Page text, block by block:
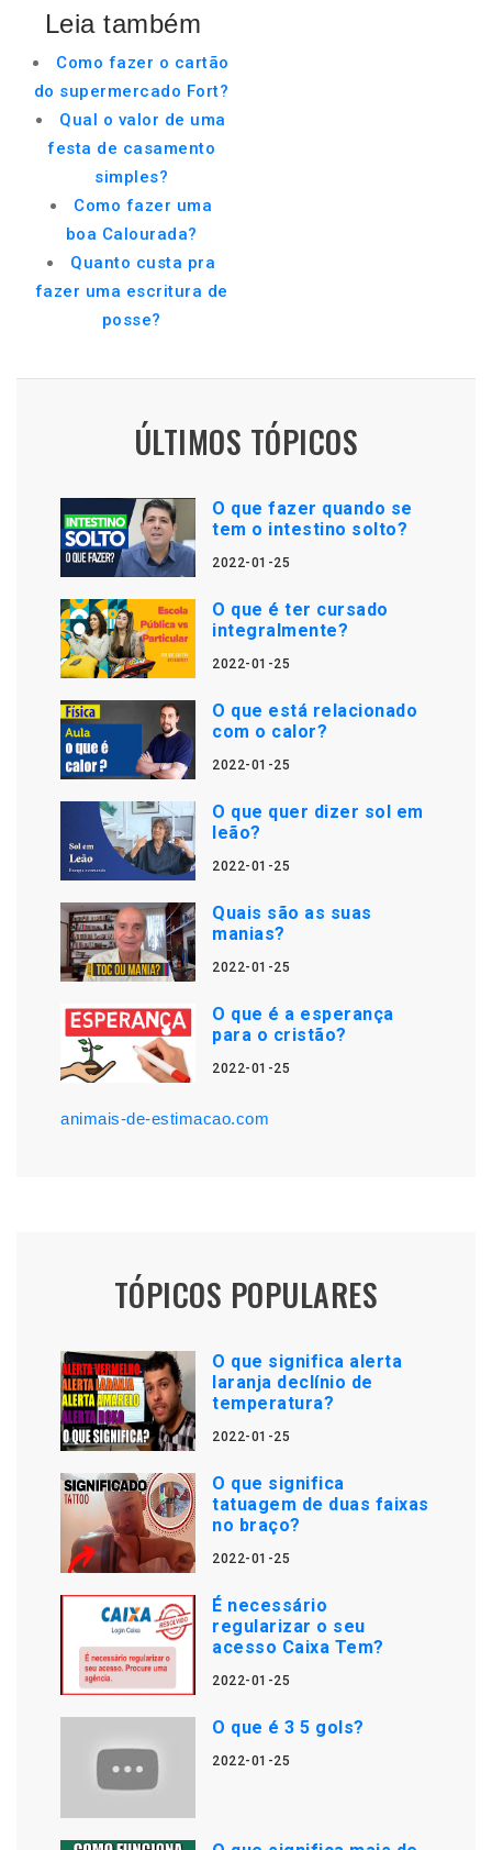
Leia também
Como fazer o cartão
do supermercado Fort?
Qual o valor de uma
festa de casamento
simples?
Como fazer uma
boa Calourada?
Quanto custa pra
fazer uma escritura de
posse?
ÚLTIMOS TÓPICOS
O que fazer quando se
tem o intestino solto?
2022-01-25
O que é ter cursado
integralmente?
2022-01-25
O que está relacionado
com o calor?
2022-01-25
O que quer dizer sol em
leão?
2022-01-25
Quais são as suas
manias?
2022-01-25
O que é a esperança
para o cristão?
2022-01-25
animais-de-estimacao.com
TÓPICOS POPULARES
O que significa alerta
laranja declínio de
temperatura?
2022-01-25
O que significa
tatuagem de duas faixas
no braço?
2022-01-25
É necessário
regularizar o seu
acesso Caixa Tem?
2022-01-25
O que é 3 5 gols?
2022-01-25